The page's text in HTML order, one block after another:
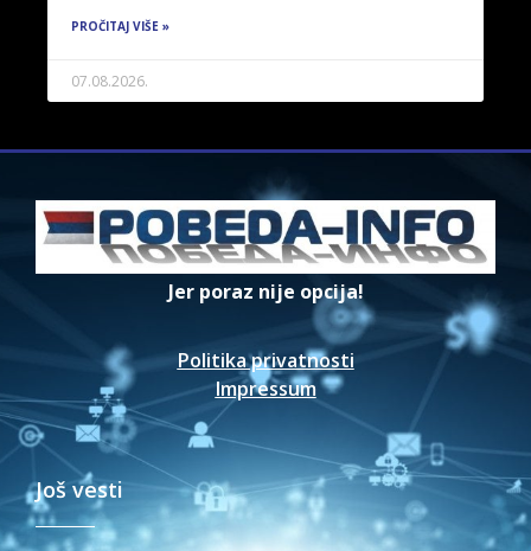
PROČITAJ VIŠE »
07.08.2026.
Jer poraz nije opcija!
Politika privatnosti
Impressum
Još vesti